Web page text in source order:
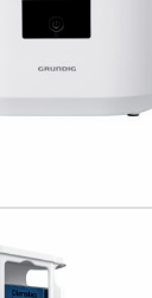
Grundig UC 5620 Limpiador ultrasónico